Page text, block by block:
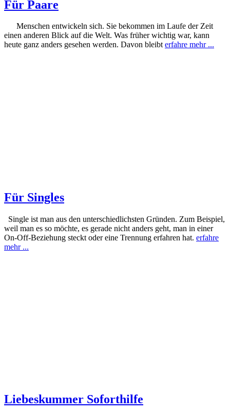
Für Paare
Menschen entwickeln sich. Sie bekommen im Laufe der Zeit
einen anderen Blick auf die Welt. Was früher wichtig war, kann
heute ganz anders gesehen werden. Davon bleibterfahre mehr ...
Für Singles
Single ist man aus den unterschiedlichsten Gründen. Zum Beispiel,
weil man es so möchte, es gerade nicht anders geht, man in einer
On-Off-Beziehung steckt oder eine Trennung erfahren hat. erfahre
mehr ...
Liebeskummer Soforthilfe